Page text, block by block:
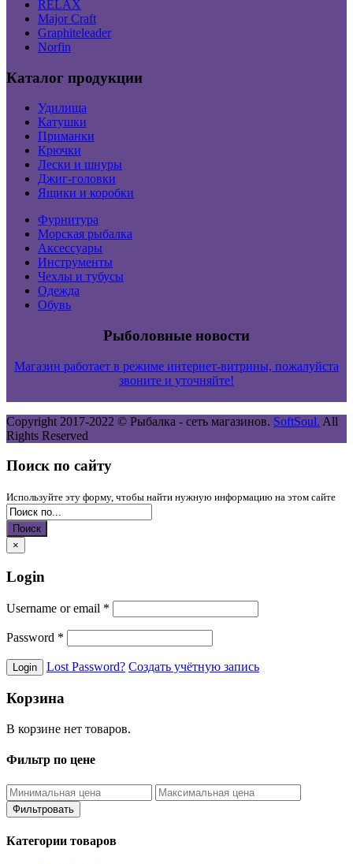
RELAX
Major Craft
Graphiteleader
Norfin
Каталог продукции
Удилища
Катушки
Приманки
Крючки
Лески и шнуры
Джиг-головки
Ящики и коробки
Фурнитура
Морская рыбалка
Аксессуары
Инструменты
Чехлы и тубусы
Одежда
Обувь
Рыболовные новости
Магазин работает в режиме интернет-витрины, пожалуйста
звоните и уточняйте!
Copyright 2017-2022 © Рыбалка - сеть магазинов. SoftSoul. All
Rights Reserved
Поиск по сайту
Используйте эту форму, чтобы найти нужную информацию на этом сайте
Поиск
×
Login
Username or email *
Password *
Lost Password? Создать учётную запись
Корзина
В корзине нет товаров.
Фильтр по цене
Фильтровать
Категории товаров